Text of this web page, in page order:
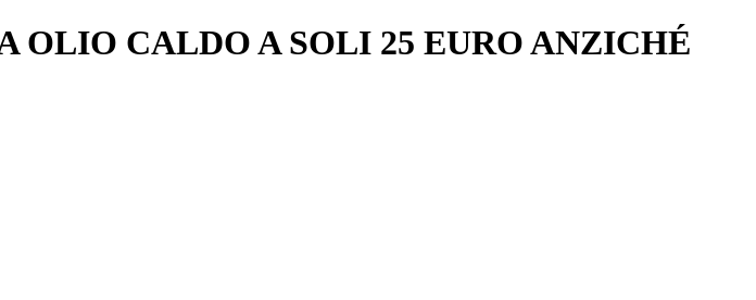
OLIO CALDO A SOLI 25 EURO ANZICHÉ